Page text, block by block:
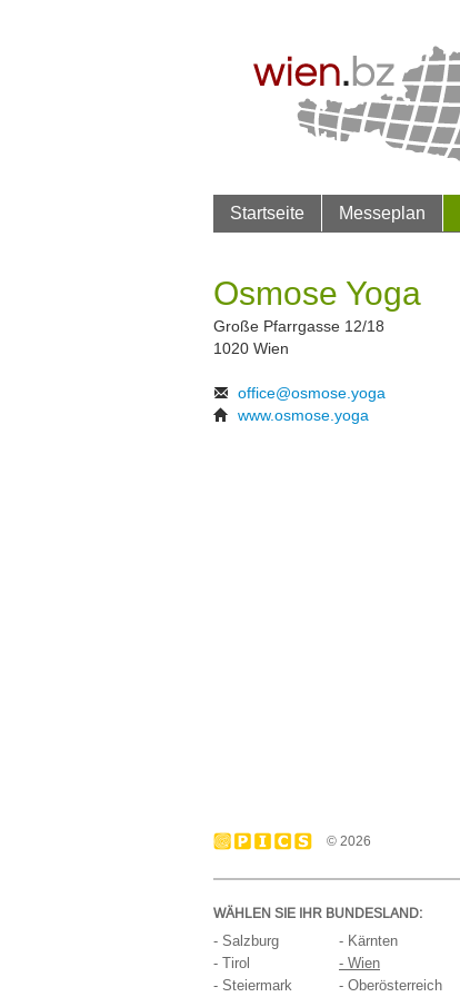
Startseite Messeplan
Osmose Yoga
Große Pfarrgasse 12/18
1020 Wien
office@osmose.yoga
www.osmose.yoga
© 2026
WÄHLEN SIE IHR BUNDESLAND:
- Salzburg
- Tirol
- Steiermark
- Kärnten
- Wien
- Oberösterreich